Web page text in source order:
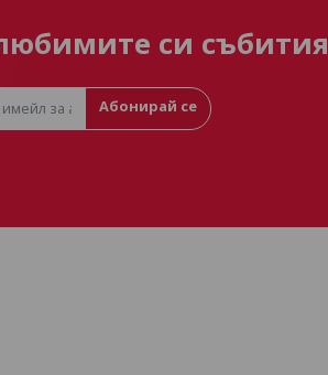
си събития
Абонирай се